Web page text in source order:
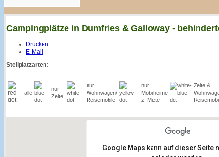
Campingplätze in Dumfries & Galloway -
Drucken
E-Mail
Stellplatzarten:
alle
nur
Zelte
nur
Wohnwagen/
Reisemobile
nur
Mobilheime
z. Miete
Zelte &
Google Maps kann auf dieser Seite